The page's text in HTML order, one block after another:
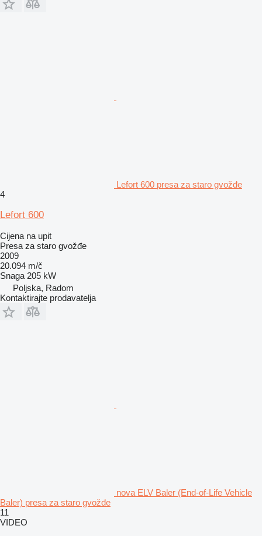
Lefort 600 presa za staro gvožđe
4
Lefort 600
Cijena na upit
Presa za staro gvožđe
2009
20.094 m/č
Snaga 205 kW
Poljska, Radom
Kontaktirajte prodavatelja
nova ELV Baler (End-of-Life Vehicle
Baler) presa za staro gvožđe
11
VIDEO